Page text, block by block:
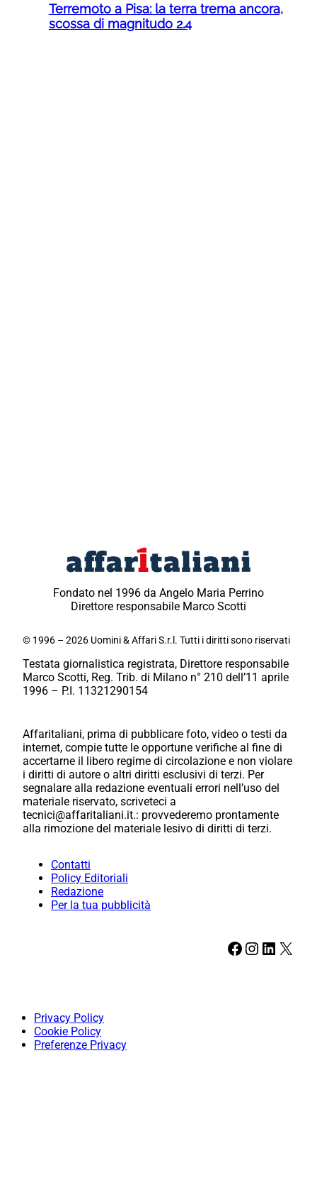
Terremoto a Pisa: la terra trema ancora,
scossa di magnitudo 2.4
Fondato nel 1996 da Angelo Maria Perrino
Direttore responsabile Marco Scotti
© 1996 – 2026 Uomini & Affari S.r.l. Tutti i diritti sono riservati
Testata giornalistica registrata, Direttore responsabile
Marco Scotti, Reg. Trib. di Milano n° 210 dell’11 aprile
1996 – P.I. 11321290154
Affaritaliani, prima di pubblicare foto, video o testi da
internet, compie tutte le opportune verifiche al fine di
accertarne il libero regime di circolazione e non violare
i diritti di autore o altri diritti esclusivi di terzi. Per
segnalare alla redazione eventuali errori nell’uso del
materiale riservato, scriveteci a
tecnici@affaritaliani.it.: provvederemo prontamente
alla rimozione del materiale lesivo di diritti di terzi.
Contatti
Policy Editoriali
Redazione
Per la tua pubblicità
Facebook Instagram LinkedIn X
Privacy Policy
Cookie Policy
Preferenze Privacy